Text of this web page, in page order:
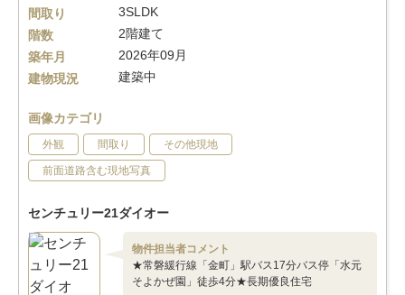
間取り
3SLDK
階数
2階建て
築年月
2026年09月
建物現況
建築中
画像カテゴリ
外観 間取り その他現地
前面道路含む現地写真
センチュリー21ダイオー
物件担当者コメント
★常磐緩行線「金町」駅バス17分バス停「水元
そよかぜ園」徒歩4分★長期優良住宅